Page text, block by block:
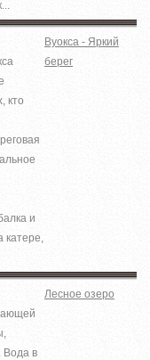
кто
и
катере,
Вуокса - Яркий
берег
Вода в
Лесное озеро